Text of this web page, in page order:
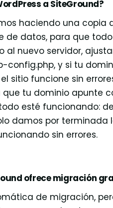
a SiteGround?
haciendo una copia
de datos, para que
al nuevo servidor,
config.php, y si tu
sitio funcione sin
que tu dominio apunte
esté funcionando:
damos por terminada
sin errores.
ofrece migración
de migración,